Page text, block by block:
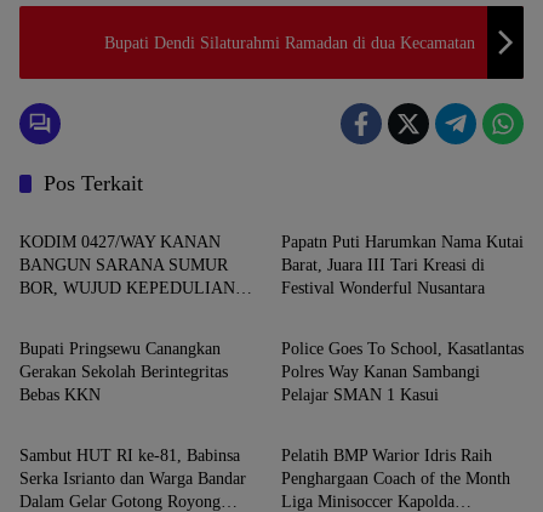
Bupati Dendi Silaturahmi Ramadan di dua Kecamatan
Pos Terkait
Daerah
KODIM 0427/WAY KANAN
BANGUN SARANA SUMUR
BOR, WUJUD KEPEDULIAN
Papatn Puti Harumkan Nama Kutai
Barat, Juara III Tari Kreasi di
Festival Wonderful Nusantara
Daerah
Bupati Pringsewu Canangkan
Gerakan Sekolah Berintegritas
Bebas KKN
Daerah
Police Goes To School, Kasatlantas
Polres Way Kanan Sambangi
Pelajar SMAN 1 Kasui
Daerah
Sambut HUT RI ke-81, Babinsa
Serka Isrianto dan Warga Bandar
Dalam Gelar Gotong Royong
Daerah
Pelatih BMP Warior Idris Raih
Penghargaan Coach of the Month
Liga Minisoccer Kapolda